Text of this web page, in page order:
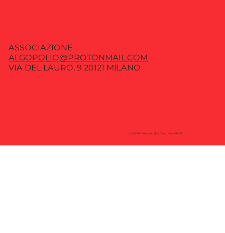
ASSOCIAZIONE
ALGOPOLIO@PROTONMAIL.COM
VIA DEL LAURO, 9 20121 MILANO
© 2035 BY Algopolio. BUILT with Ninja STUFF